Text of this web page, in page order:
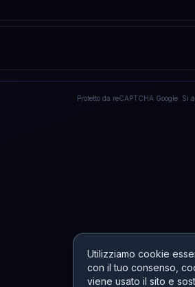
Utilizziamo cookie
con il tuo consenso,
viene usato il sito e
Protetto da reCAPTCHA Google. Si